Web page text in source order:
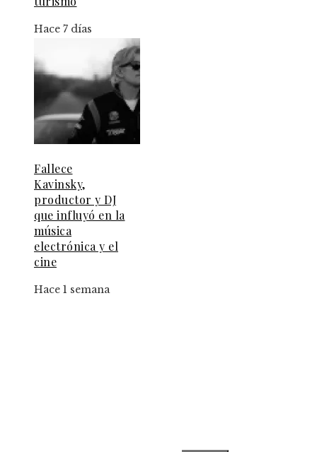
Hace 7 días
Fallece
Kavinsky,
productor y DJ
que influyó en la
música
electrónica y el
cine
Hace 1 semana